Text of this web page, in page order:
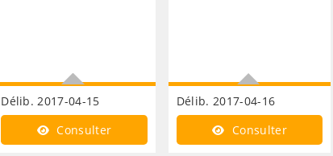
Délib. 2017-04-15
Finances attribution de
compensations
Consulter
Délib. 2017-04-16
Finances APCPConsulter